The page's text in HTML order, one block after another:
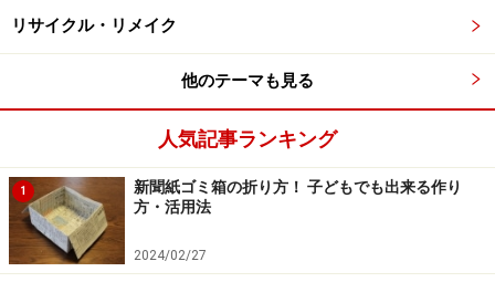
リサイクル・リメイク
他のテーマも見る
人気記事ランキング
1
新聞紙ゴミ箱の折り方！ 子どもでも出来る作り
方・活用法
2024/02/27